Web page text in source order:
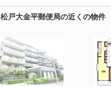
松戸大金平郵便局の近くの物件